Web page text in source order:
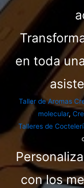
en toda
Taller de Aromas
molecular,
Talleres de
con los